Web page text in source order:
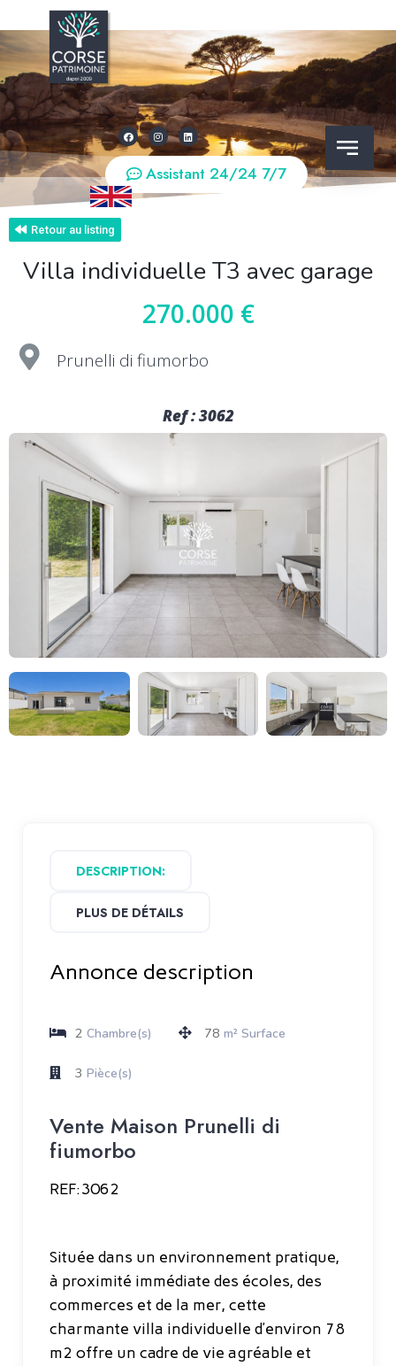
Assistant 24/24 7/7
Retour au listing
Villa individuelle T3 avec garage
270.000 €
Prunelli di fiumorbo
Ref : 3062
DESCRIPTION:
PLUS DE DÉTAILS
Annonce description
2 Chambre(s) 78 m² Surface
3 Pièce(s)
Vente Maison Prunelli di
fiumorbo
REF:3062
Située dans un environnement pratique,
à proximité immédiate des écoles, des
commerces et de la mer, cette
charmante villa individuelle d’environ 78
m2 offre un cadre de vie agréable et